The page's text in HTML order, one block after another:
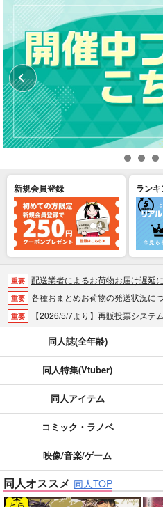
新規会員登録 ラン
重要 配送業者によるお荷物お届け遅延
重要 各種おまとめお荷物の発送状況に
重要 【2026/5/7より】再販投票システム・
「とらのあな×駿河屋日本橋乙女同人誌館」通販店頭受取サ
重要 【2025/12/1より】「通販ポイント⇒とらコイン変換
個人情報保護方針の改定について（
ポイント付与・管理体制改定のお
全てのお知らせを見る
同人誌(全年齢)
同人特集(Vtuber)
同人アイテム
コミック・ラノベ
映像/音楽/ゲーム
同人オススメ 同人TOP